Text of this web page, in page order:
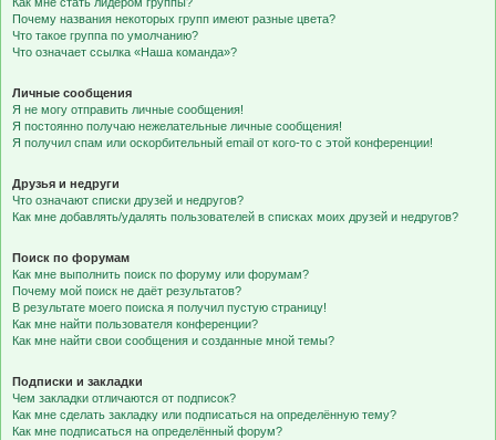
Почему названия некоторых групп имеют разные цвета?
Что такое группа по умолчанию?
Что означает ссылка «Наша команда»?
Личные сообщения
Я не могу отправить личные сообщения!
Я постоянно получаю нежелательные личные сообщения!
Я получил спам или оскорбительный email от кого-то с этой конференции!
Друзья и недруги
Что означают списки друзей и недругов?
Как мне добавлять/удалять пользователей в списках моих друзей и недругов?
Поиск по форумам
Как мне выполнить поиск по форуму или форумам?
Почему мой поиск не даёт результатов?
В результате моего поиска я получил пустую страницу!
Как мне найти пользователя конференции?
Как мне найти свои сообщения и созданные мной темы?
Подписки и закладки
Чем закладки отличаются от подписок?
Как мне сделать закладку или подписаться на определённую тему?
Как мне подписаться на определённый форум?